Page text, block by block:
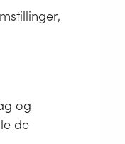
og
de